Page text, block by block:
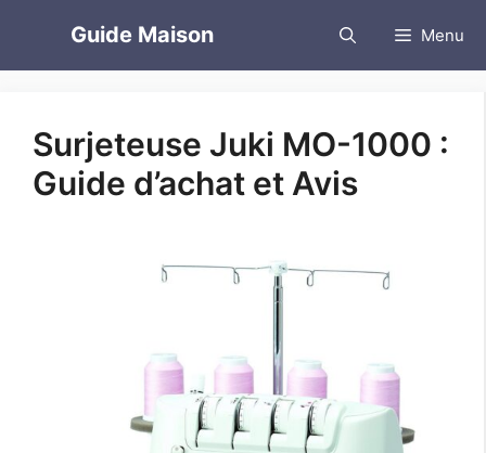
contenu
Guide Maison Menu
Surjeteuse Juki MO-1000 :
Guide d’achat et Avis